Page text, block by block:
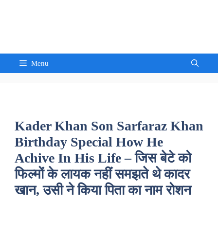
Menu
Kader Khan Son Sarfaraz Khan
Birthday Special How He
Achive In His Life – जिस बेटे को
फिल्मों के लायक नहीं समझते थे कादर
खान, उसी ने किया पिता का नाम रोशन